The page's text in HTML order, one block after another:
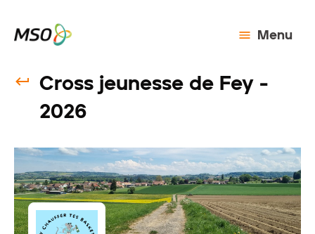
Menu
Cross jeunesse de Fey -
2026